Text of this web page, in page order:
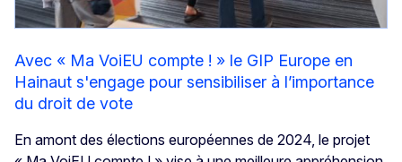
Avec « Ma VoiEU compte ! » le GIP Europe en
Hainaut s'engage pour sensibiliser à l’importance
du droit de vote
En amont des élections européennes de 2024, le projet